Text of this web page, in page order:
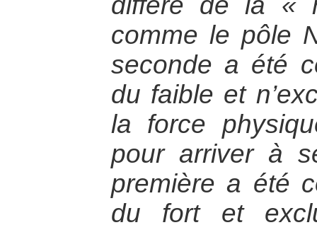
comme le pôle
seconde a été
du faible et
la force
pour arriver à
première a été
du fort et